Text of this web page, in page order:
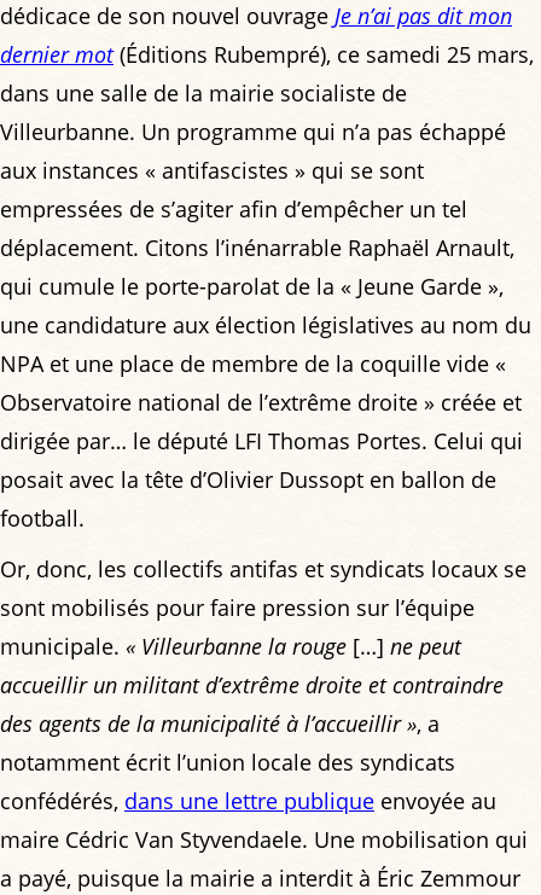
dédicace de son nouvel ouvrage Je n’ai pas dit mon
dernier mot(Éditions Rubempré), ce samedi 25 mars,
dans une salle de la mairie socialiste de
Villeurbanne. Un programme qui n’a pas échappé
aux instances « antifascistes » qui se sont
empressées de s’agiter afin d’empêcher un tel
déplacement. Citons l’inénarrable Raphaël Arnault,
qui cumule le porte-parolat de la « Jeune Garde »,
une candidature aux élection législatives au nom du
NPA et une place de membre de la coquille vide «
Observatoire national de l’extrême droite » créée et
dirigée par… le député LFI Thomas Portes. Celui qui
posait avec la tête d’Olivier Dussopt en ballon de
football.
Or, donc, les collectifs antifas et syndicats locaux se
sont mobilisés pour faire pression sur l’équipe
municipale. « Villeurbanne la rouge […] ne peut
accueillir un militant d’extrême droite et contraindre
des agents de la municipalité à l’accueillir », a
notamment écrit l’union locale des syndicats
confédérés, dans une lettre publique envoyée au
maire Cédric Van Styvendaele. Une mobilisation qui
a payé, puisque la mairie a interdit à Éric Zemmour